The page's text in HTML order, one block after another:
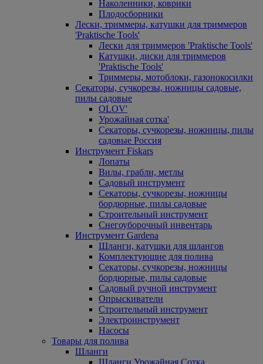
Наколенники, коврики
Плодосборники
Лески, триммеры, катушки для триммеров
'Praktische Tools'
Лески для триммеров 'Praktische Tools'
Катушки, диски для триммеров
'Praktische Tools'
Триммеры, мотоблоки, газонокосилки
Секаторы, сучкорезы, ножницы садовые,
пилы садовые
OLOV'
Урожайная сотка'
Секаторы, сучкорезы, ножницы, пилы
садовые Россия
Инструмент Fiskars
Лопаты
Вилы, грабли, метлы
Садовый инструмент
Секаторы, сучкорезы, ножницы
бордюрные, пилы садовые
Строительный инструмент
Снегоуборочный инвентарь
Инструмент Gardena
Шланги, катушки для шлангов
Комплектующие для полива
Секаторы, сучкорезы, ножницы
бордюрные, пилы садовые
Садовый ручной инструмент
Опрыскиватели
Строительный инструмент
Электроинструмент
Насосы
Товары для полива
Шланги
Шланги Урожайная Сотка